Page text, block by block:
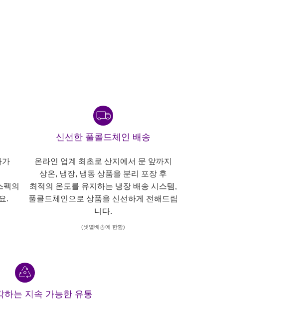
가
펙의
.
신선한 풀콜드체인 배송
온라인 업계 최초로 산지에서 문 앞까지
상온, 냉장, 냉동 상품을 분리 포장 후
최적의 온도를 유지하는 냉장 배송 시스템,
풀콜드체인으로 상품을 신선하게 전해드립
니다.
(샛별배송에 한함)
하는 지속 가능한 유통